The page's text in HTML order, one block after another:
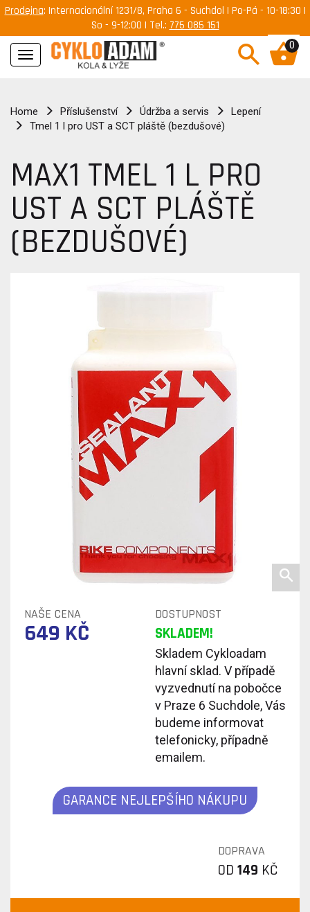
Prodejna: Internacionální 1231/8, Praha 6 - Suchdol | Po-Pá - 10-18:30 |
So - 9-12:00 | Tel.: 775 085 151
Navigace
0
Home Příslušenství Údržba a servis
Lepení
Tmel 1 l pro UST a SCT pláště (bezdušové)
MAX1 TMEL 1 L PRO
UST A SCT PLÁŠTĚ
(BEZDUŠOVÉ)
NAŠE CENA DOSTUPNOST
649 KČ SKLADEM!
Skladem Cykloadam
hlavní sklad. V případě
vyzvednutí na pobočce
v Praze 6 Suchdole, Vás
budeme informovat
telefonicky, případně
emailem.
GARANCE NEJLEPŠÍHO NÁKUPU
DOPRAVA
OD 149 KČ